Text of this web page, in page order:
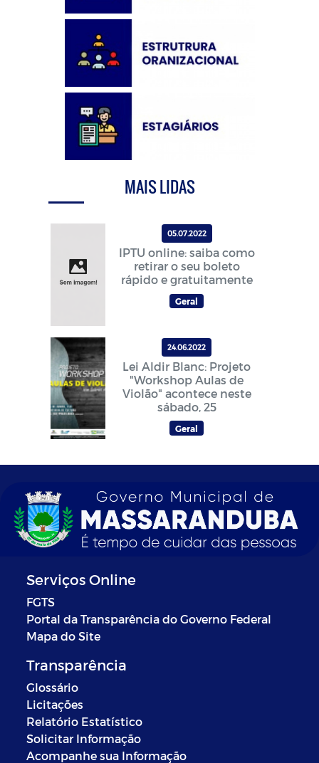
MAIS LIDAS
05.07.2022
IPTU online: saiba como
retirar o seu boleto
rápido e gratuitamente
Geral
24.06.2022
Lei Aldir Blanc: Projeto
"Workshop Aulas de
Violão" acontece neste
sábado, 25
Geral
Serviços Online
FGTS
Portal da Transparência do Governo Federal
Mapa do Site
Transparência
Glossário
Licitações
Relatório Estatístico
Solicitar Informação
Acompanhe sua Informação